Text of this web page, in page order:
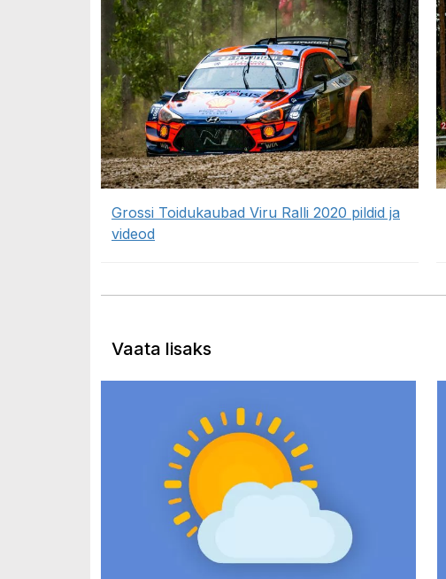
Grossi Toidukaubad Viru Ralli 2020 pildid ja
videod
Vaata lisaks